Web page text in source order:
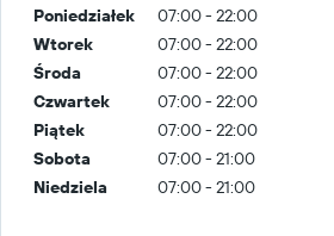
Poniedziałek
07:00 - 22:00
Wtorek
07:00 - 22:00
Środa
07:00 - 22:00
Czwartek
07:00 - 22:00
Piątek
07:00 - 22:00
Sobota
07:00 - 21:00
Niedziela
07:00 - 21:00